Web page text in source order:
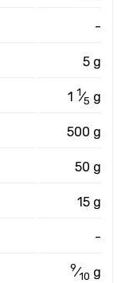
-
5 g
1 1⁄5 g
500 g
50 g
15 g
-
9⁄10 g